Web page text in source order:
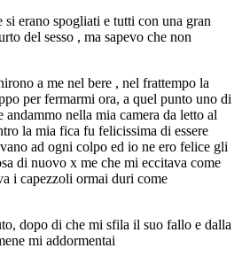
erano spogliati e tutti con una gran
del sesso , ma sapevo che non
a me nel bere , nel frattempo la
per fermarmi ora, a quel punto uno di
nella mia camera da letto al
la mia fica fu felicissima di essere
ad ogni colpo ed io ne ero felice gli
di nuovo x me che mi eccitava come
i capezzoli ormai duri come
dopo di che mi sfila il suo fallo e dalla
mi addormentai